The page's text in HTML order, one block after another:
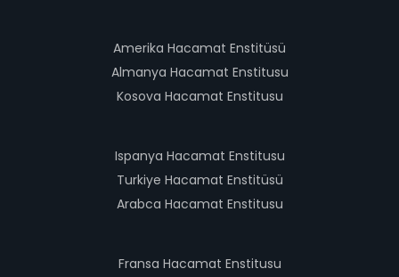
Amerika Hacamat Enstitüsü
Almanya Hacamat Enstitusu
Kosova Hacamat Enstitusu
Ispanya Hacamat Enstitusu
Turkiye Hacamat Enstitüsü
Arabca Hacamat Enstitusu
Fransa Hacamat Enstitusu